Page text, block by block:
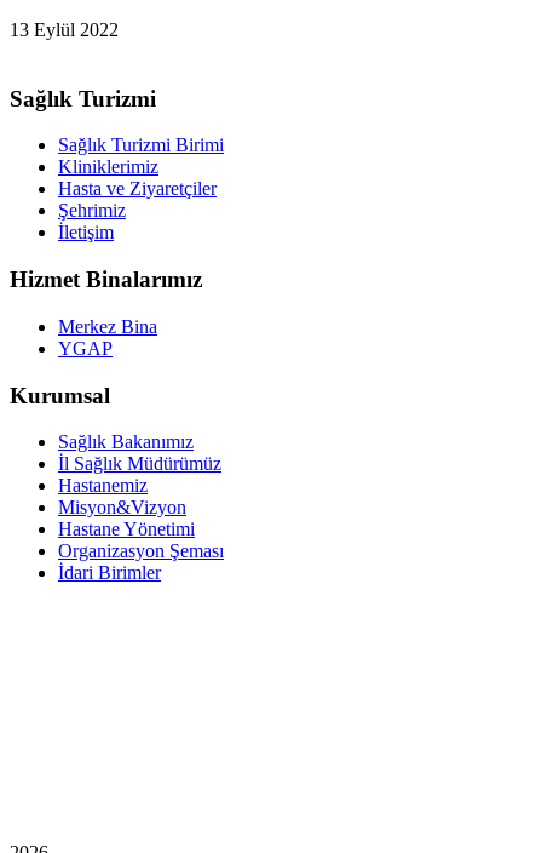
13 Eylül 2022
Sağlık Turizmi
Sağlık Turizmi Birimi
Kliniklerimiz
Hasta ve Ziyaretçiler
Şehrimiz
İletişim
Hizmet Binalarımız
Merkez Bina
YGAP
Kurumsal
Sağlık Bakanımız
İl Sağlık Müdürümüz
Hastanemiz
Misyon&Vizyon
Hastane Yönetimi
Organizasyon Şeması
İdari Birimler